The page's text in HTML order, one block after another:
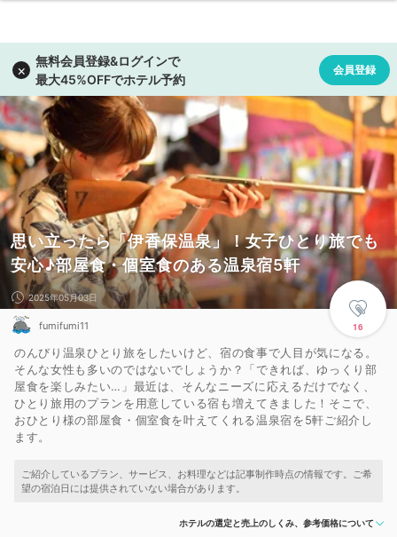
思い立ったら「伊香保温泉」！女子ひとり旅でも
安心♪部屋食・個室食のある温泉宿5軒
16
2025年05月03日
fumifumi11
のんびり温泉ひとり旅をしたいけど、宿の食事で人目が気になる。
そんな女性も多いのではないでしょうか？「できれば、ゆっくり部
屋食を楽しみたい…」最近は、そんなニーズに応えるだけでなく、
ひとり旅用のプランを用意している宿も増えてきました！そこで、
おひとり様の部屋食・個室食を叶えてくれる温泉宿を5軒ご紹介し
ます。
ホテルの選定と売上のしくみ、参考価格について